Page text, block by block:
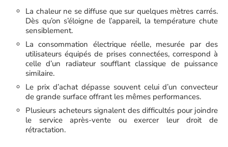
La chaleur ne se diffuse que sur quelques mètres carrés.
Dès qu’on s’éloigne de l’appareil, la température chute
sensiblement.
La consommation électrique réelle, mesurée par des
utilisateurs équipés de prises connectées, correspond à
celle d’un radiateur soufflant classique de puissance
similaire.
Le prix d’achat dépasse souvent celui d’un convecteur
de grande surface offrant les mêmes performances.
Plusieurs acheteurs signalent des difficultés pour joindre
le service après-vente ou exercer leur droit de
rétractation.